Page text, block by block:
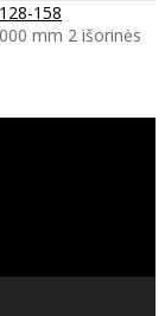
158
mm 2 išorinės